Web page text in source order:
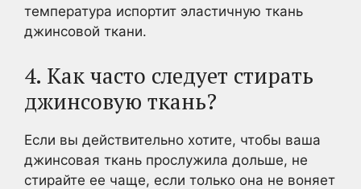
температура испортит эластичную ткань
джинсовой ткани.
4. Как часто следует стирать
джинсовую ткань?
Если вы действительно хотите, чтобы ваша
джинсовая ткань прослужила дольше, не
стирайте ее чаще, если только она не воняет